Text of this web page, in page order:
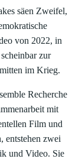
säen Zweifel,
von 2022, in
zur
im Krieg.
Recherche
mit
Film und
entstehen zwei
und Video. Sie